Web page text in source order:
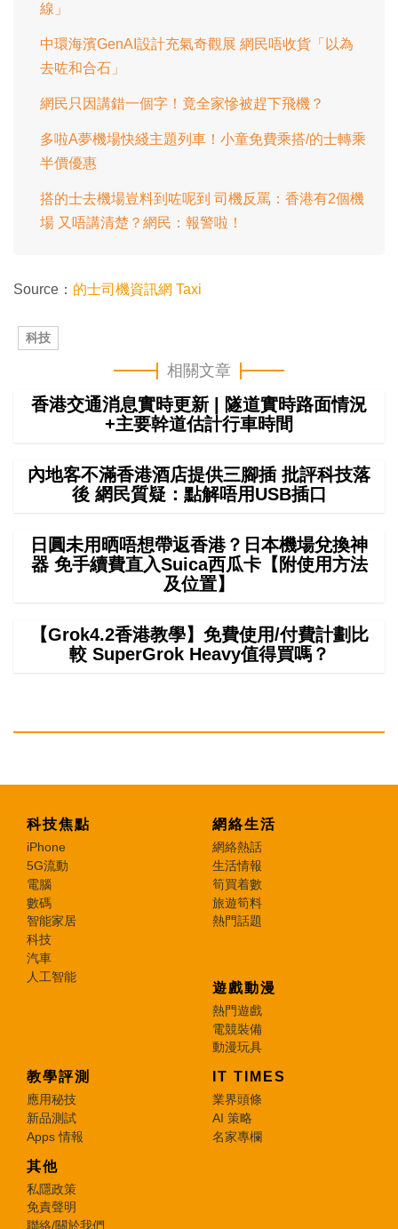
線」
中環海濱GenAI設計充氣奇觀展 網民唔收貨「以為
去咗和合石」
網民只因講錯一個字！竟全家慘被趕下飛機？
多啦A夢機場快綫主題列車！小童免費乘搭/的士轉乘
半價優惠
搭的士去機場豈料到咗呢到 司機反罵：香港有2個機
場 又唔講清楚？網民：報警啦！
Source： 的士司機資訊網 Taxi
科技
相關文章
香港交通消息實時更新 | 隧道實時路面情況
+主要幹道估計行車時間
內地客不滿香港酒店提供三腳插 批評科技落
後 網民質疑：點解唔用USB插口
日圓未用晒唔想帶返香港？日本機場兌換神
器 免手續費直入Suica西瓜卡【附使用方法
及位置】
【Grok4.2香港教學】免費使用/付費計劃比
較 SuperGrok Heavy值得買嗎？
科技焦點
iPhone
5G流動
電腦
數碼
智能家居
科技
汽車
人工智能
網絡生活
網絡熱話
生活情報
筍買着數
旅遊筍料
熱門話題
遊戲動漫
熱門遊戲
電競裝備
動漫玩具
教學評測
應用秘技
新品測試
Apps 情報
IT TIMES
業界頭條
AI 策略
名家專欄
其他
私隱政策
免責聲明
聯絡/關於我們